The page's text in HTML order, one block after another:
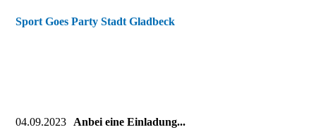
Sport Goes Party Stadt Gladbeck
04.09.2023 Anbei eine Einladung...